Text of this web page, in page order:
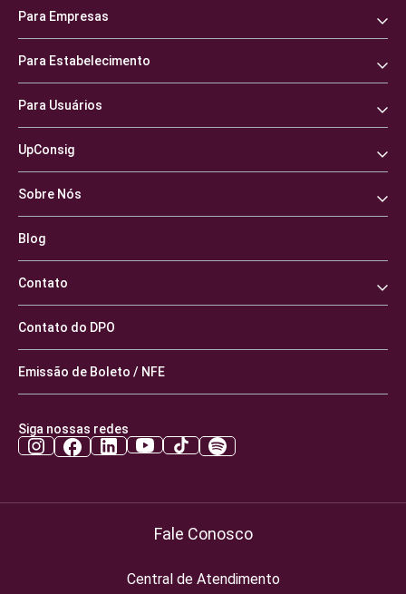
Para Empresas
Para Estabelecimento
Para Usuários
UpConsig
Sobre Nós
Blog
Contato
Contato do DPO
Emissão de Boleto / NFE
Siga nossas redes
Fale Conosco
Central de Atendimento